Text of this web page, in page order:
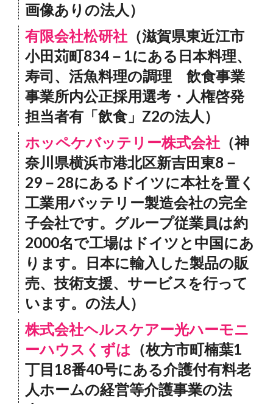
画像ありの法人）
有限会社松研社 （滋賀県東近江市
小田苅町834－1にある日本料理、
寿司、活魚料理の調理 飲食事業
事業所内公正採用選考・人権啓発
担当者有「飲食」Z2の法人）
ホッペケバッテリー株式会社 （神
奈川県横浜市港北区新吉田東8－
29－28にあるドイツに本社を置く
工業用バッテリー製造会社の完全
子会社です。グループ従業員は約
2000名で工場はドイツと中国にあ
ります。日本に輸入した製品の販
売、技術支援、サービスを行って
います。の法人）
株式会社ヘルスケアー光ハーモニ
ーハウスくずは （枚方市町楠葉1
丁目18番40号にある介護付有料老
人ホームの経営等介護事業の法